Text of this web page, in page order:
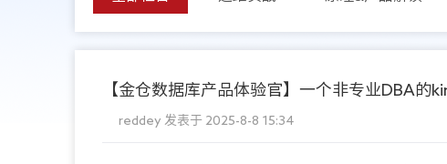
【金仓数据库产品体验官】一个非专业DBA的
reddey 发表于 2025-8-8 15:34